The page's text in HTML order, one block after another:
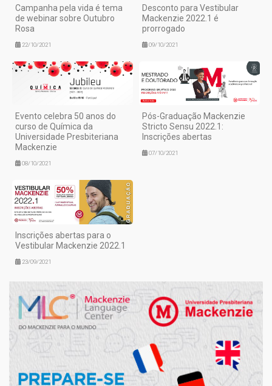
Campanha pela vida é tema
de webinar sobre Outubro
Rosa
22/10/2021
Desconto para Vestibular
Mackenzie 2022.1 é
prorrogado
09/10/2021
Evento celebra 50 anos do
curso de Química da
Universidade Presbiteriana
Mackenzie
08/10/2021
Pós-Graduação Mackenzie
Stricto Sensu 2022.1:
Inscrições abertas
07/10/2021
Inscrições abertas para o
Vestibular Mackenzie 2022.1
23/09/2021